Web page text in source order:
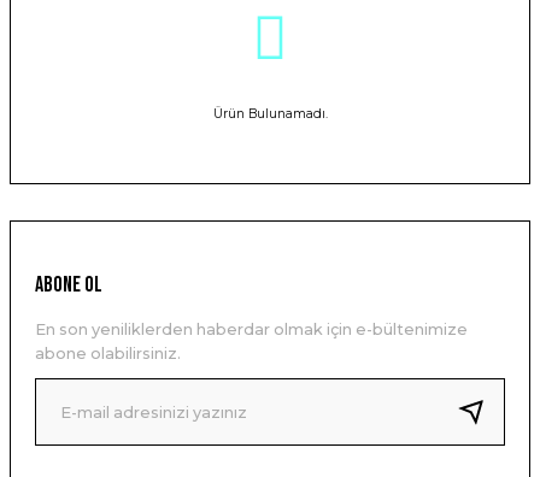
Ürün Bulunamadı.
ABONE OL
En son yeniliklerden haberdar olmak için e-bültenimize
abone olabilirsiniz.